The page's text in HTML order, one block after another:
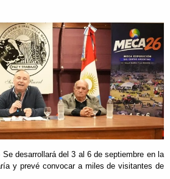
desarrollará del 3 al 6 de septiembre en la
y prevé convocar a miles de visitantes de